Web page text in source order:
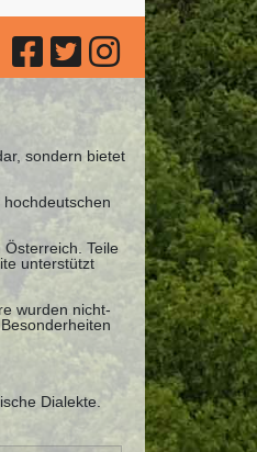
sondern bietet
Teile
unterstützt
wurden nicht-
Dialekte.